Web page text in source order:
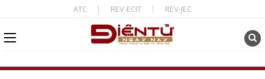
ATC REV-ECIT REV-JEC